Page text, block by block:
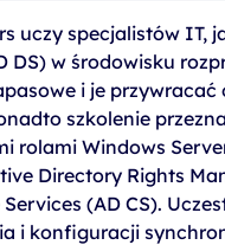
uczy specjalistów
DS) w środowisku
i je
szkolenie
rolami Windows
Directory Rights
(AD CS).
i konfiguracji